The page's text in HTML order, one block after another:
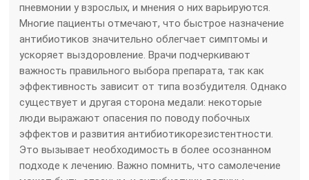
пневмонии у взрослых, и мнения о них варьируются.
Многие пациенты отмечают, что быстрое назначение
антибиотиков значительно облегчает симптомы и
ускоряет выздоровление. Врачи подчеркивают
важность правильного выбора препарата, так как
эффективность зависит от типа возбудителя. Однако
существует и другая сторона медали: некоторые
люди выражают опасения по поводу побочных
эффектов и развития антибиотикорезистентности.
Это вызывает необходимость в более осознанном
подходе к лечению. Важно помнить, что самолечение